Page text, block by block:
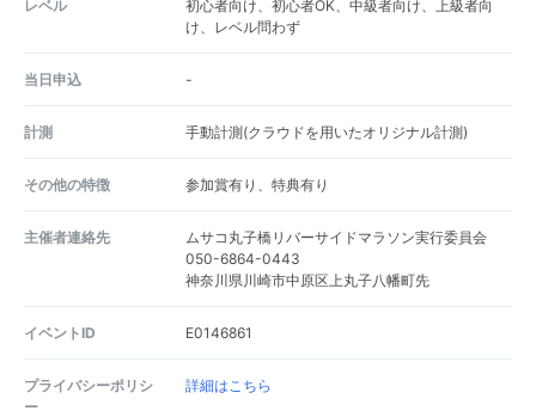
レベル
初心者向け、初心者OK、中級者向け、上級者向
け、レベル問わず
当日申込 -
計測 手動計測(クラウドを用いたオリジナル計測)
その他の特徴 参加賞有り、特典有り
主催者連絡先
ムサコ丸子橋リバーサイドマラソン実行委員会
050-6864-0443
神奈川県川崎市中原区上丸子八幡町先
イベントID E0146861
プライバシーポリシ
ー
詳細はこちら